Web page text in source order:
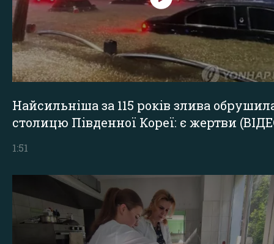
Найсильніша за 115 років злива
столицю Південної Кореї: є жертви
1:51